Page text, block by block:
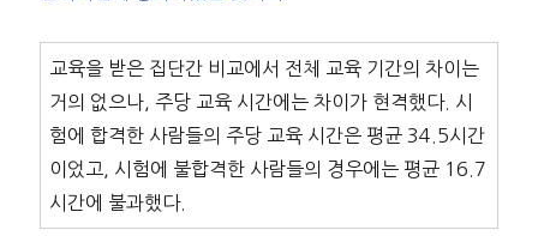
교육을 받은 집단간 비교에서 전체 교육 기간의 차이는
거의 없으나, 주당 교육 시간에는 차이가 현격했다. 시
험에 합격한 사람들의 주당 교육 시간은 평균 34.5시간
이었고, 시험에 불합격한 사람들의 경우에는 평균 16.7
시간에 불과했다.